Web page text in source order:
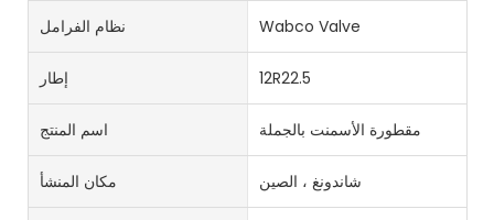
نظام الفرامل Wabco Valve
إطار 12R22.5
اسم المنتج مقطورة الأسمنت بالجملة
مكان المنشأ شاندونغ ، الصين